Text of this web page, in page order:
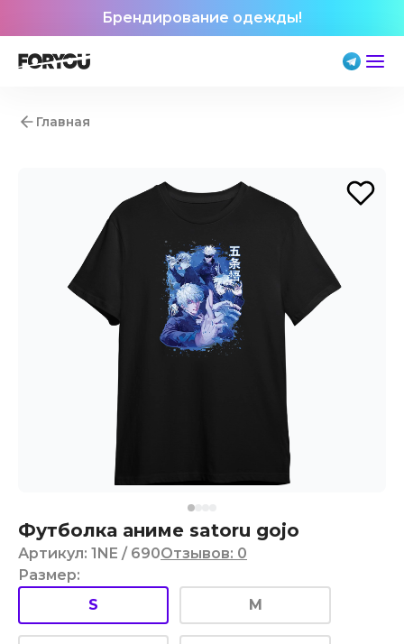
Брендирование одежды!
Главная
Футболка аниме satoru gojo
Артикул: 1NE / 690Отзывов: 0
Размер:
S
M